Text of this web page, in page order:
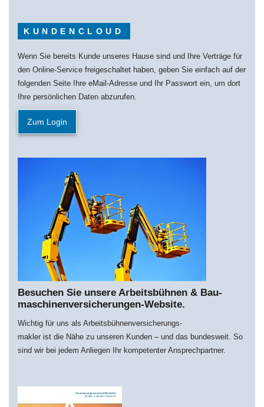
KUNDENCLOUD
Wenn Sie bereits Kunde unseres Hause sind und Ihre Verträge für
den Online-Service freigeschaltet haben, geben Sie einfach auf der
folgenden Seite Ihre eMail-Adresse und Ihr Passwort ein, um dort
Ihre persönlichen Daten abzurufen.
Zum Login
Besuchen Sie unsere Arbeitsbühnen & Bau­
maschi­nen­­versich­erungen-Website.
Wichtig für uns als Arbeitsbühnenversicherungs-
makler ist die Nähe zu unseren Kunden – und das bundesweit. So
sind wir bei jedem Anliegen Ihr kompetenter Ansprechpartner.